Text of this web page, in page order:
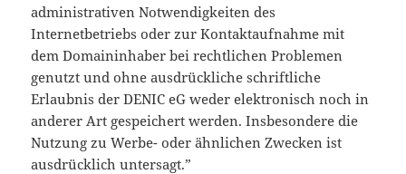
administrativen Notwendigkeiten des
Internetbetriebs oder zur Kontaktaufnahme mit
dem Domaininhaber bei rechtlichen Problemen
genutzt und ohne ausdrückliche schriftliche
Erlaubnis der DENIC eG weder elektronisch noch in
anderer Art gespeichert werden. Insbesondere die
Nutzung zu Werbe- oder ähnlichen Zwecken ist
ausdrücklich untersagt.”